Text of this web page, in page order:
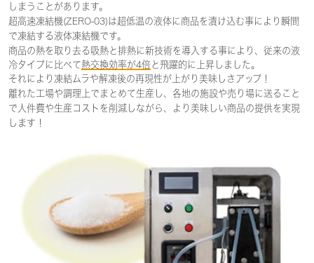
しまうことがあります。
超高速凍結機(ZERO-03)は超低温の液体に商品を漬け込む事により瞬間
で凍結する液体凍結機です。
商品の熱を取り去る吸熱と排熱に新技術を導入する事により、従来の液
冷タイプに比べて熱交換効率が4倍と飛躍的に上昇しました。
それにより凍結ムラや解凍後の再現性が上がり美味しさアップ！
離れた工場や調理上でまとめて生産し、各地の施設や売り場に送ること
で人件費や生産コストを削減しながら、より美味しい商品の提供を実現
します！